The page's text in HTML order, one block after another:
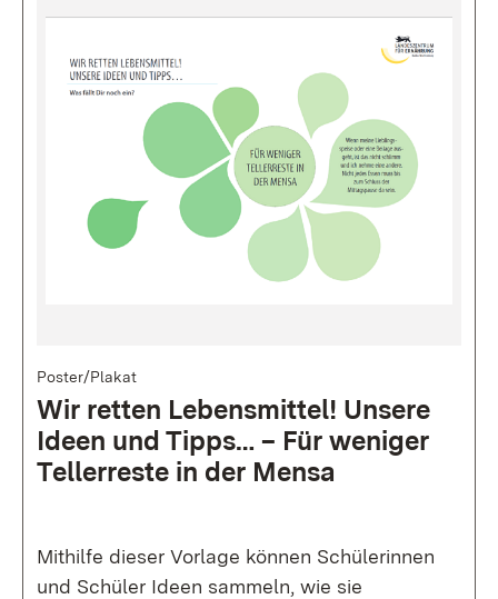
Poster/Plakat
Wir retten Lebensmittel! Unsere
Ideen und Tipps… – Für weniger
Tellerreste in der Mensa
Mithilfe dieser Vorlage können Schülerinnen
und Schüler Ideen sammeln, wie sie